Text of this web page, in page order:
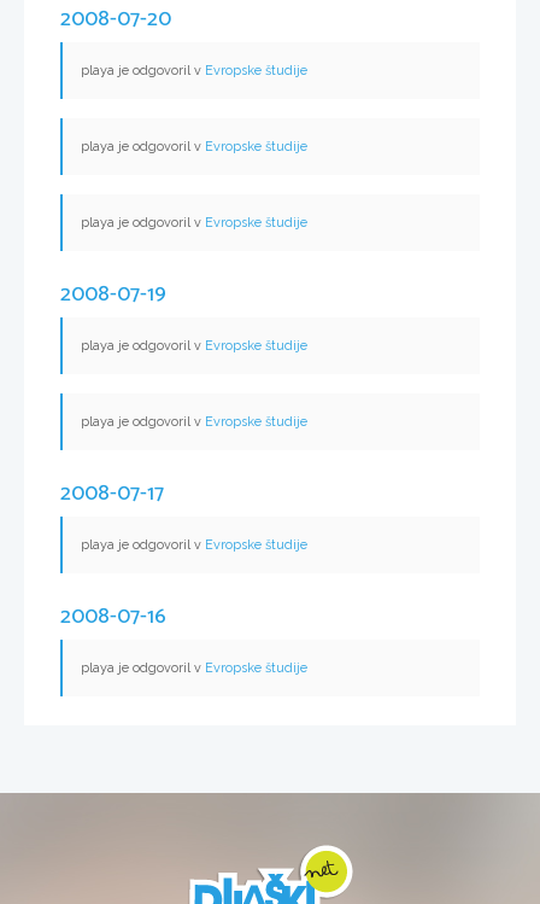
2008-07-20
playa je odgovoril v Evropske študije
playa je odgovoril v Evropske študije
playa je odgovoril v Evropske študije
2008-07-19
playa je odgovoril v Evropske študije
playa je odgovoril v Evropske študije
2008-07-17
playa je odgovoril v Evropske študije
2008-07-16
playa je odgovoril v Evropske študije